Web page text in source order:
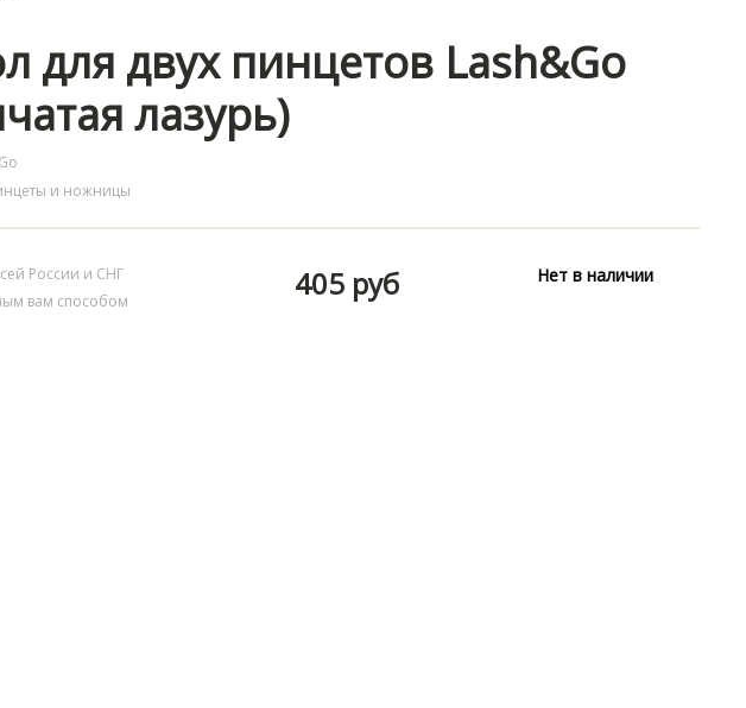
для двух пинцетов Lash&Go
лазурь)
и ножницы
России и СНГ
вам способом
405 руб Нет в наличии